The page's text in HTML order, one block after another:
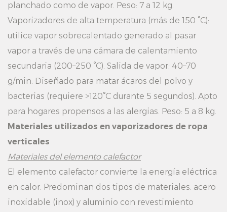
planchado como de vapor. Peso: 7 a 12 kg.
Vaporizadores de alta temperatura (más de 150 °C):
utilice vapor sobrecalentado generado al pasar
vapor a través de una cámara de calentamiento
secundaria (200–250 °C). Salida de vapor: 40–70
g/min. Diseñado para matar ácaros del polvo y
bacterias (requiere >120°C durante 5 segundos). Apto
para hogares propensos a las alergias. Peso: 5 a 8 kg.
Materiales utilizados en vaporizadores de ropa
verticales
Materiales del elemento calefactor
El elemento calefactor convierte la energía eléctrica
en calor. Predominan dos tipos de materiales: acero
inoxidable (inox) y aluminio con revestimiento